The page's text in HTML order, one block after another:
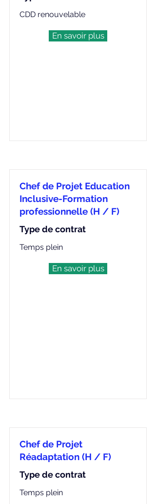
CDD renouvelable
En savoir plus
Chef de Projet Education
Inclusive-Formation
professionnelle (H / F)
Type de contrat
Temps plein
En savoir plus
Chef de Projet
Réadaptation (H / F)
Type de contrat
Temps plein